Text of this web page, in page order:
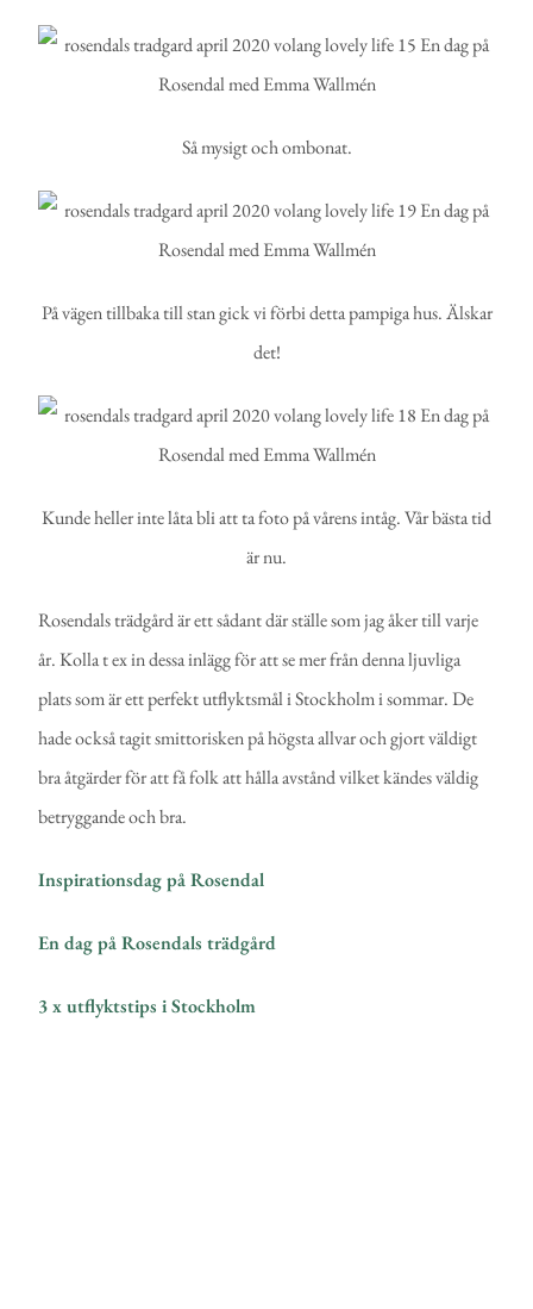
Så mysigt och ombonat.
På vägen tillbaka till stan gick vi förbi detta pampiga hus. Älskar
det!
Kunde heller inte låta bli att ta foto på vårens intåg. Vår bästa tid
är nu.
Rosendals trädgård är ett sådant där ställe som jag åker till varje
år. Kolla t ex in dessa inlägg för att se mer från denna ljuvliga
plats som är ett perfekt utflyktsmål i Stockholm i sommar. De
hade också tagit smittorisken på högsta allvar och gjort väldigt
bra åtgärder för att få folk att hålla avstånd vilket kändes väldig
betryggande och bra.
Inspirationsdag på Rosendal
En dag på Rosendals trädgård
3 x utflyktstips i Stockholm